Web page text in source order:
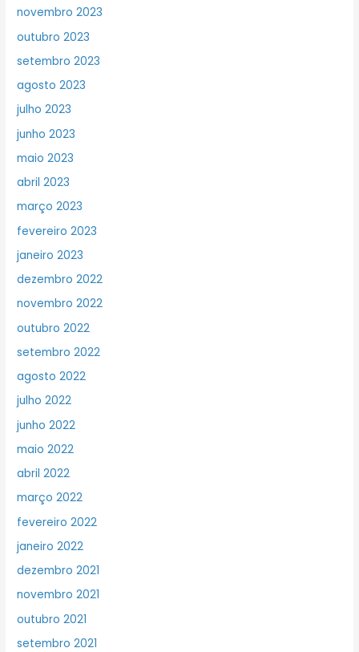
novembro 2023
outubro 2023
setembro 2023
agosto 2023
julho 2023
junho 2023
maio 2023
abril 2023
março 2023
fevereiro 2023
janeiro 2023
dezembro 2022
novembro 2022
outubro 2022
setembro 2022
agosto 2022
julho 2022
junho 2022
maio 2022
abril 2022
março 2022
fevereiro 2022
janeiro 2022
dezembro 2021
novembro 2021
outubro 2021
setembro 2021